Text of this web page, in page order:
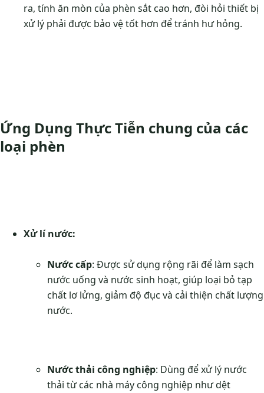
ra, tính ăn mòn của phèn sắt cao hơn, đòi hỏi thiết bị
xử lý phải được bảo vệ tốt hơn để tránh hư hỏng.
Ứng Dụng Thực Tiễn chung của các
loại phèn
Xử lí nước:
Nước cấp: Được sử dụng rộng rãi để làm sạch
nước uống và nước sinh hoạt, giúp loại bỏ tạp
chất lơ lửng, giảm độ đục và cải thiện chất lượng
nước.
Nước thải công nghiệp: Dùng để xử lý nước
thải từ các nhà máy công nghiệp như dệt